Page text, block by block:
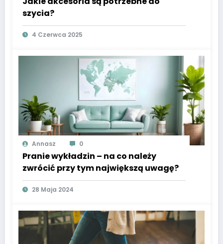
szycia?
4 Czerwca 2025
Annasz 0
Pranie wykładzin – na co należy
zwrócić przy tym największą uwagę?
28 Maja 2024